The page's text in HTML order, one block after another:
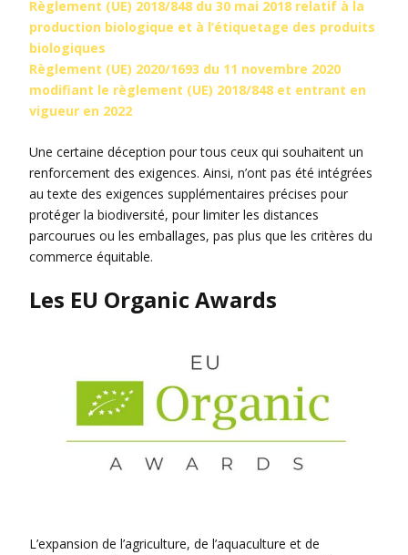
Règlement (UE) 2018/848 du 30 mai 2018 relatif à la
production biologique et à l’étiquetage des produits
biologiques
Règlement (UE) 2020/1693 du 11 novembre 2020
modifiant le règlement (UE) 2018/848 et entrant en
vigueur en 2022
Une certaine déception pour tous ceux qui souhaitent un
renforcement des exigences. Ainsi, n’ont pas été intégrées
au texte des exigences supplémentaires précises pour
protéger la biodiversité, pour limiter les distances
parcourues ou les emballages, pas plus que les critères du
commerce équitable.
Les EU Organic Awards
L’expansion de l’agriculture, de l’aquaculture et de